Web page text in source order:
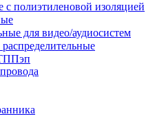
полиэтиленовой изоляцией
для видео/аудиосистем